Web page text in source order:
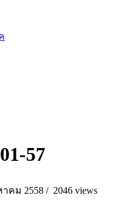
57
าคม 2558 / 2046 views